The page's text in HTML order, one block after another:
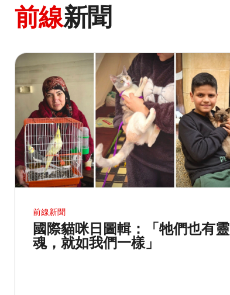
前線新聞
前線新聞
國際貓咪日圖輯：「牠們也有靈
魂，就如我們一樣」